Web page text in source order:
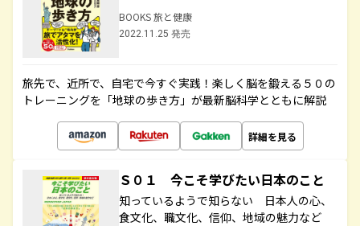
BOOKS 旅と健康
2022.11.25 発売
旅先で、近所で、自宅で今すぐ実践！楽しく脳を鍛える５０の
トレーニングを「地球の歩き方」が最新脳科学とともに解説
詳細を見る
Ｓ０１ 今こそ学びたい日本のこと
知っているようで知らない 日本人の心、
食文化、職文化、信仰、地域の魅力など